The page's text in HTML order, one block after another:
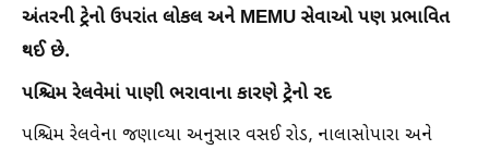
અંતરની ટ્રેનો ઉપરાંત લોકલ અને MEMU સેવાઓ પણ પ્રભાવિત
થઈ છે.
પશ્ચિમ રેલવેમાં પાણી ભરાવાના કારણે ટ્રેનો રદ
પશ્ચિમ રેલવેના જણાવ્યા અનુસાર વસઈ રોડ, નાલાસોપારા અને